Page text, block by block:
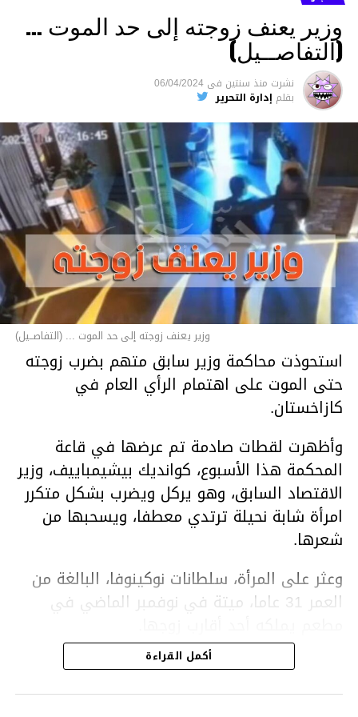
وزير يعنف زوجته إلى حد الموت …
(التفاصــيل)
نشرت منذ سنتين فى 06/04/2024
بقلم إدارة التحرير
وزير يعنف زوجته إلى حد الموت ... (التفاصــيل)
استحوذت محاكمة وزير سابق متهم بضرب زوجته
حتى الموت على اهتمام الرأي العام في
كازاخستان.
وأظهرت لقطات صادمة تم عرضها في قاعة
المحكمة هذا الأسبوع، كوانديك بيشيمباييف، وزير
الاقتصاد السابق، وهو يركل ويضرب بشكل متكرر
امرأة شابة نحيلة ترتدي معطفا، ويسحبها من
شعرها.
وعثر على المرأة، سلطانات نوكينوفا، البالغة من
العمر 31 عاما، ميتة في نوفمبر الماضي في
ووفقا لتقرير الطبيب الشرعي، توفيت نوكينوفا
متأثرة بصدمة في الدماغ، وكانت إحدى عظام
أنفها مكسورة وكانت هناك كدمات متعددة على
أكمل القراءة